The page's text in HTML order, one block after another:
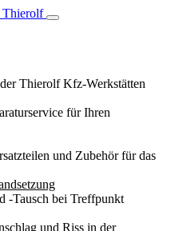
Thierolf Kfz-Werkstätten
für Ihren
und Zubehör für das
-Tausch bei Treffpunkt